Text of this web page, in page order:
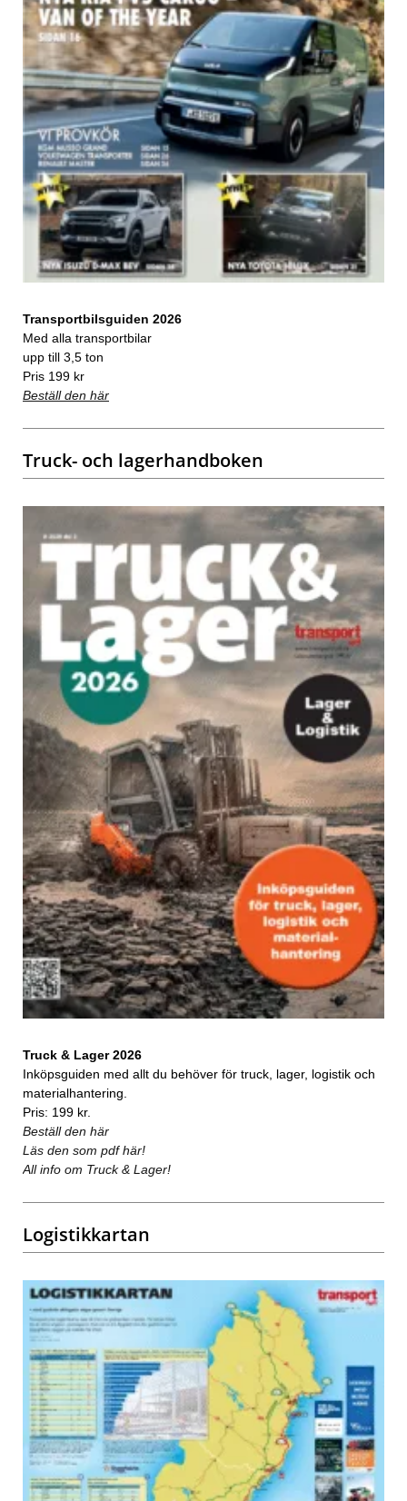
Transportbilsguiden 2026
Med alla transportbilar
upp till 3,5 ton
Pris 199 kr
Beställ den här
Truck- och lagerhandboken
Truck & Lager 2026
Inköpsguiden med allt du behöver för truck, lager, logistik och
materialhantering.
Pris: 199 kr.
Beställ den här
Läs den som pdf här!
All info om Truck & Lager!
Logistikkartan